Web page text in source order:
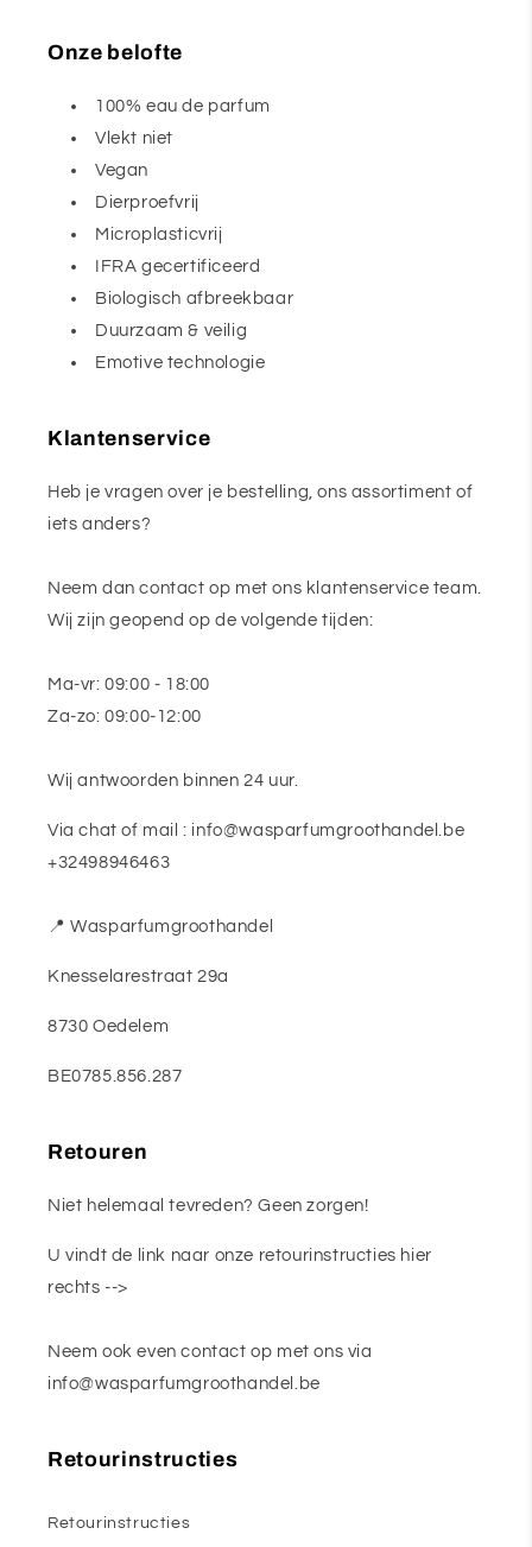
Onze belofte
100% eau de parfum
Vlekt niet
Vegan
Dierproefvrij
Microplasticvrij
IFRA gecertificeerd
Biologisch afbreekbaar
Duurzaam & veilig
Emotive technologie
Klantenservice
Heb je vragen over je bestelling, ons assortiment of
iets anders?
Neem dan contact op met ons klantenservice team.
Wij zijn geopend op de volgende tijden:
Ma-vr: 09:00 - 18:00
Za-zo: 09:00-12:00
Wij antwoorden binnen 24 uur.
Via chat of mail : info@wasparfumgroothandel.be
+32498946463
📍 Wasparfumgroothandel
Knesselarestraat 29a
8730 Oedelem
BE0785.856.287
Retouren
Niet helemaal tevreden? Geen zorgen!
U vindt de link naar onze retourinstructies hier
rechts -->
Neem ook even contact op met ons via
info@wasparfumgroothandel.be
Retourinstructies
Retourinstructies